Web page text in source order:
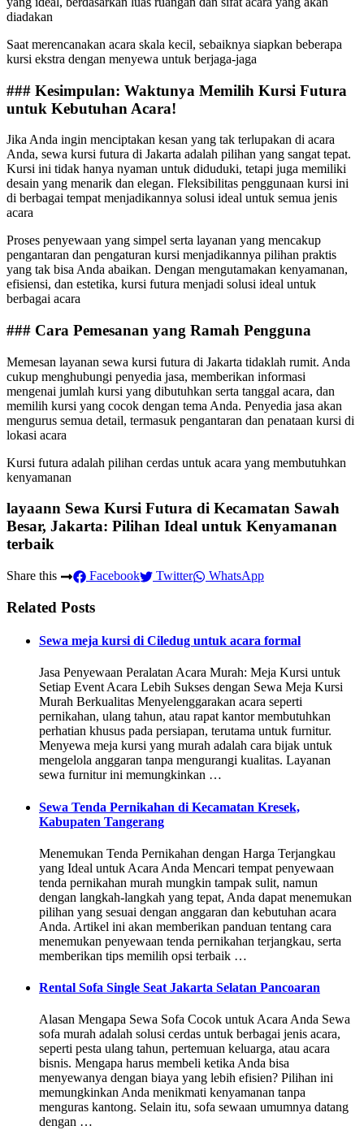
diadakan
Saat merencanakan acara skala kecil, sebaiknya siapkan beberapa
kursi ekstra dengan menyewa untuk berjaga-jaga
### Kesimpulan: Waktunya Memilih Kursi Futura
untuk Kebutuhan Acara!
Jika Anda ingin menciptakan kesan yang tak terlupakan di acara
Anda, sewa kursi futura di Jakarta adalah pilihan yang sangat tepat.
Kursi ini tidak hanya nyaman untuk diduduki, tetapi juga memiliki
desain yang menarik dan elegan. Fleksibilitas penggunaan kursi ini
di berbagai tempat menjadikannya solusi ideal untuk semua jenis
acara
Proses penyewaan yang simpel serta layanan yang mencakup
pengantaran dan pengaturan kursi menjadikannya pilihan praktis
yang tak bisa Anda abaikan. Dengan mengutamakan kenyamanan,
efisiensi, dan estetika, kursi futura menjadi solusi ideal untuk
berbagai acara
### Cara Pemesanan yang Ramah Pengguna
Memesan layanan sewa kursi futura di Jakarta tidaklah rumit. Anda
cukup menghubungi penyedia jasa, memberikan informasi
mengenai jumlah kursi yang dibutuhkan serta tanggal acara, dan
memilih kursi yang cocok dengan tema Anda. Penyedia jasa akan
mengurus semua detail, termasuk pengantaran dan penataan kursi di
lokasi acara
Kursi futura adalah pilihan cerdas untuk acara yang membutuhkan
kenyamanan
layaann Sewa Kursi Futura di Kecamatan Sawah
Besar, Jakarta: Pilihan Ideal untuk Kenyamanan
terbaik
Share this Facebook Twitter WhatsApp
Related Posts
Sewa meja kursi di Ciledug untuk acara formal
Jasa Penyewaan Peralatan Acara Murah: Meja Kursi untuk
Setiap Event Acara Lebih Sukses dengan Sewa Meja Kursi
Murah Berkualitas Menyelenggarakan acara seperti
pernikahan, ulang tahun, atau rapat kantor membutuhkan
perhatian khusus pada persiapan, terutama untuk furnitur.
Menyewa meja kursi yang murah adalah cara bijak untuk
mengelola anggaran tanpa mengurangi kualitas. Layanan
sewa furnitur ini memungkinkan …
Sewa Tenda Pernikahan di Kecamatan Kresek,
Kabupaten Tangerang
Menemukan Tenda Pernikahan dengan Harga Terjangkau
yang Ideal untuk Acara Anda Mencari tempat penyewaan
tenda pernikahan murah mungkin tampak sulit, namun
dengan langkah-langkah yang tepat, Anda dapat menemukan
pilihan yang sesuai dengan anggaran dan kebutuhan acara
Anda. Artikel ini akan memberikan panduan tentang cara
menemukan penyewaan tenda pernikahan terjangkau, serta
memberikan tips memilih opsi terbaik …
Rental Sofa Single Seat Jakarta Selatan Pancoaran
Alasan Mengapa Sewa Sofa Cocok untuk Acara Anda Sewa
sofa murah adalah solusi cerdas untuk berbagai jenis acara,
seperti pesta ulang tahun, pertemuan keluarga, atau acara
bisnis. Mengapa harus membeli ketika Anda bisa
menyewanya dengan biaya yang lebih efisien? Pilihan ini
memungkinkan Anda menikmati kenyamanan tanpa
menguras kantong. Selain itu, sofa sewaan umumnya datang
dengan …